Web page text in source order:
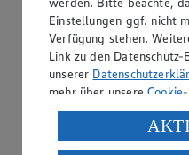
Einstellungen ggf. nicht
Verfügung stehen.
Link zu den
unserer
mehr über unsere
Verarbeitung deiner
USA durch Facebook und